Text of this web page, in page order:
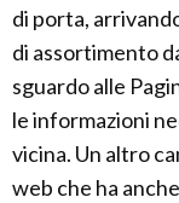
di porta,
di assortimento
sguardo alle
le informazioni
vicina. Un altro
web che ha